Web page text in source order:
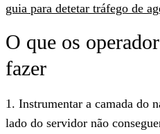
guia para detetar tráfego de
O que os
fazer
1. Instrumentar a camada do
lado do servidor não